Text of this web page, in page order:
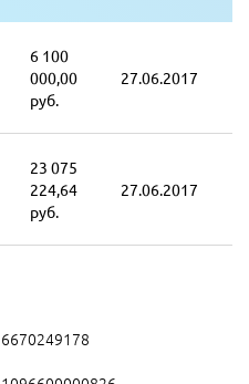
6 100
000,00
руб.
27.06.2017
23 075
224,64
руб.
27.06.2017
6670249178